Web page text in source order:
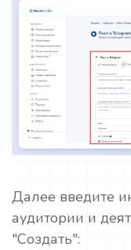
Далее введите
аудитории и
"Создать":